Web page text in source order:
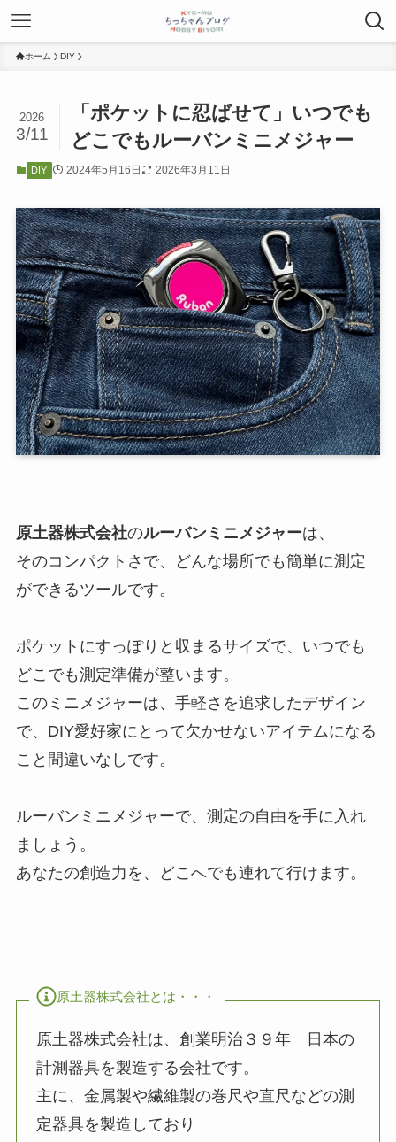
ホーム DIY
「ポケットに忍ばせて」いつでも
どこでもルーバンミニメジャー
2026
3/11
DIY 2024年5月16日 2026年3月11日
原土器株式会社のルーバンミニメジャーは、
そのコンパクトさで、どんな場所でも簡単に測定
ができるツールです。
ポケットにすっぽりと収まるサイズで、いつでも
どこでも測定準備が整います。
このミニメジャーは、手軽さを追求したデザイン
で、DIY愛好家にとって欠かせないアイテムになる
こと間違いなしです。
ルーバンミニメジャーで、測定の自由を手に入れ
ましょう。
あなたの創造力を、どこへでも連れて行けます。
原土器株式会社とは・・・
原土器株式会社は、創業明治３９年 日本の
計測器具を製造する会社です。
主に、金属製や繊維製の巻尺や直尺などの測
定器具を製造しており